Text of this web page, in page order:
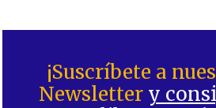
lateral
principal
¡Suscríbete a
Newsletter y